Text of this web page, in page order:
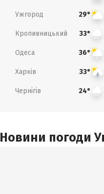
Ужгород 29°
Кропивницький 33°
Одеса 36°
Харків 33°
Чернігів 24°
Новини погоди